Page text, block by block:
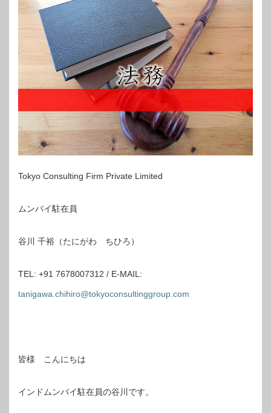
Tokyo Consulting Firm Private Limited
ムンバイ駐在員
谷川 千裕（たにがわ ちひろ）
TEL: +91 7678007312 / E-MAIL:
tanigawa.chihiro@tokyoconsultinggroup.com
皆様 こんにちは
インドムンバイ駐在員の谷川です。